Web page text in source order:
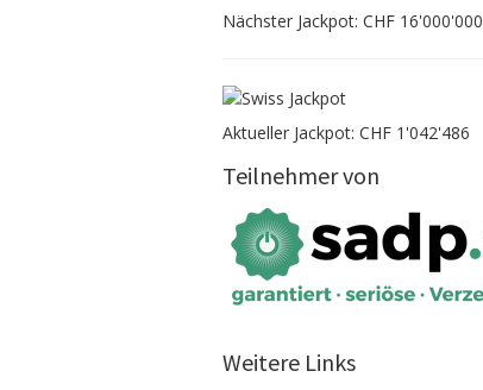
Nächster Jackpot: CHF 16'000'000
Aktueller Jackpot: CHF 1'042'486
Teilnehmer von
Weitere Links